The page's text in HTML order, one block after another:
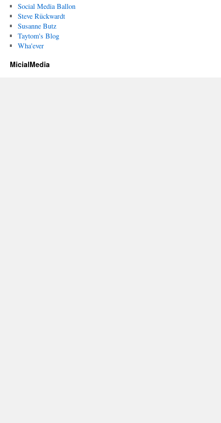
Social Media Ballon
Steve Rückwardt
Susanne Butz
Taytom's Blog
Wha'ever
MicialMedia